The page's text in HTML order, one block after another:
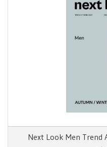
Next Look Men Trend